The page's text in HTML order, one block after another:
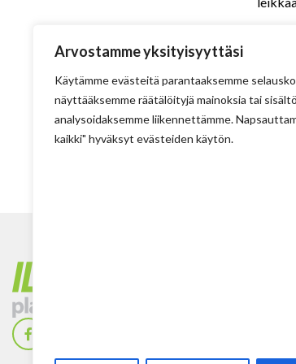
Arvostamme yksityisyyttäsi
Käytämme evästeitä parantaaksemme
näyttääksemme räätälöityjä mainoksia tai
analysoidaksemme liikennettämme.
kaikki" hyväksyt evästeiden käytön.
Puh: